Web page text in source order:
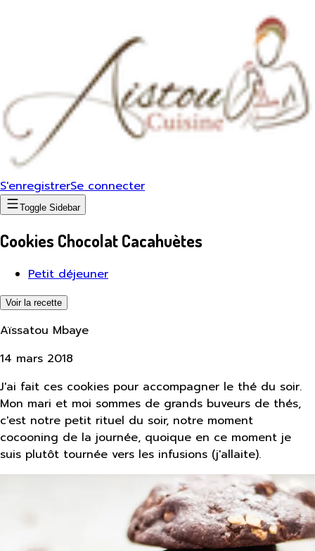
S'enregistrerSe connecter
Toggle Sidebar
Cookies Chocolat Cacahuètes
Petit déjeuner
Voir la recette
Aïssatou Mbaye
14 mars 2018
J'ai fait ces cookies pour accompagner le thé du soir.
Mon mari et moi sommes de grands buveurs de thés,
c'est notre petit rituel du soir, notre moment
cocooning de la journée, quoique en ce moment je
suis plutôt tournée vers les infusions (j'allaite).